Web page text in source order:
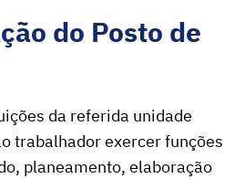
do Posto de
da referida unidade
trabalhador exercer funções
planeamento, elaboração